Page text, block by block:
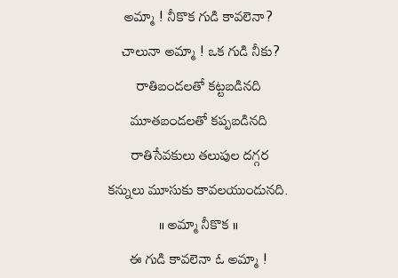
అమ్మా ! నీకొక గుడి కావలెనా?
చాలునా అమ్మా ! ఒక గుడి నీకు?
రాతిబండలతో కట్టబడినది
మూతబండలతో కప్పబడినది
రాతిసేవకులు తలుపుల దగ్గర
కన్నులు మూసుకు కావలయుండునది.
॥ అమ్మా నీకొక ॥
ఈ గుడి కావలెనా ఓ అమ్మా !